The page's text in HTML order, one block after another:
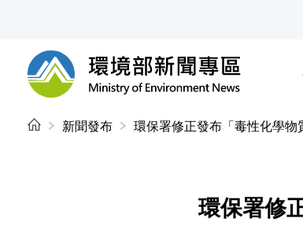
環境部新聞專區
新聞發布 環保署修正發布「毒性化學物
環保署修